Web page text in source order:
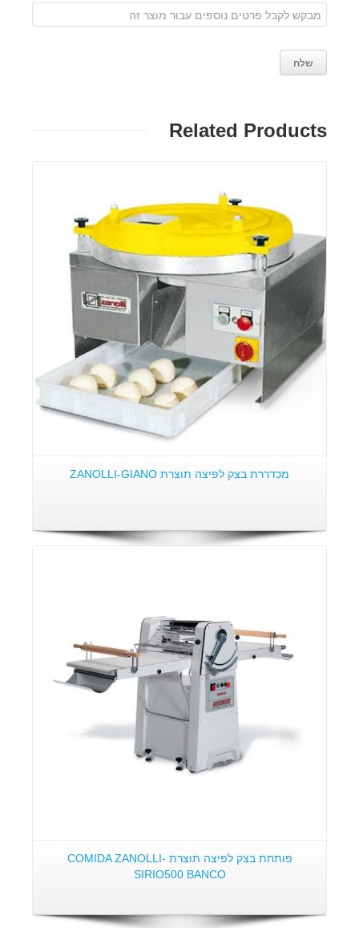
Related Products
מכדררת בצק לפיצה תוצרת ZANOLLI-GIANO
פרטים:
פותחת בצק לפיצה תוצרת COMIDA ZANOLLI-
SIRIO500 BANCO